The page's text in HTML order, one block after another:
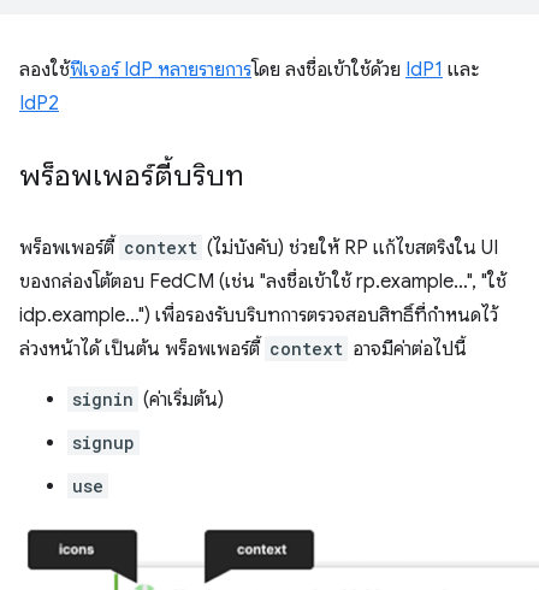
ลองใช้ฟีเจอร์ IdP หลายรายการโดย ลงชื่อเข้าใช้ด้วย IdP1 และ
IdP2
พร็อพเพอร์ตี้บริบท
พร็อพเพอร์ตี้ context (ไม่บังคับ) ช่วยให้ RP แก้ไขสตริงใน UI
ของกล่องโต้ตอบ FedCM (เช่น "ลงชื่อเข้าใช้ rp.example…", "ใช้
idp.example…") เพื่อรองรับบริบทการตรวจสอบสิทธิ์ที่กำหนดไว้
ล่วงหน้าได้ เป็นต้น พร็อพเพอร์ตี้ context อาจมีค่าต่อไปนี้
signin (ค่าเริ่มต้น)
signup
use